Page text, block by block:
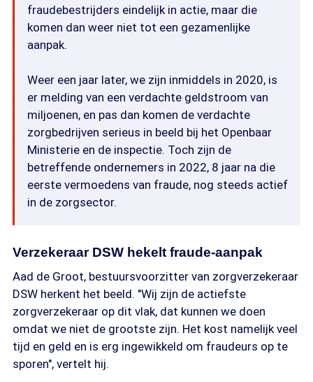
fraudebestrijders eindelijk in actie, maar die
komen dan weer niet tot een gezamenlijke
aanpak.
Weer een jaar later, we zijn inmiddels in 2020, is
er melding van een verdachte geldstroom van
miljoenen, en pas dan komen de verdachte
zorgbedrijven serieus in beeld bij het Openbaar
Ministerie en de inspectie. Toch zijn de
betreffende ondernemers in 2022, 8 jaar na die
eerste vermoedens van fraude, nog steeds actief
in de zorgsector.
Verzekeraar DSW hekelt fraude-aanpak
Aad de Groot, bestuursvoorzitter van zorgverzekeraar
DSW herkent het beeld. "Wij zijn de actiefste
zorgverzekeraar op dit vlak, dat kunnen we doen
omdat we niet de grootste zijn. Het kost namelijk veel
tijd en geld en is erg ingewikkeld om fraudeurs op te
sporen", vertelt hij.